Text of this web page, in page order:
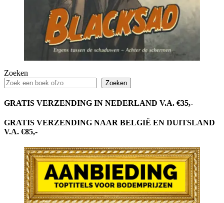
Zoeken
Zoeken
GRATIS VERZENDING IN NEDERLAND V.A. €35,-
GRATIS VERZENDING NAAR BELGIË EN DUITSLAND
V.A. €85,-